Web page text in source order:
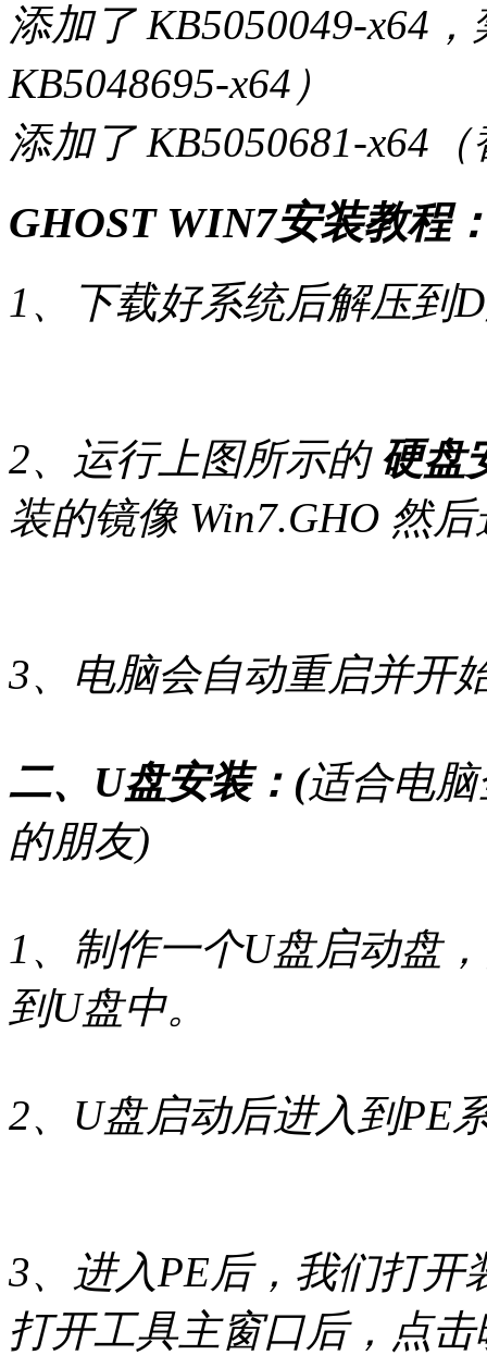
添加了 KB5050049-x64
KB5048695-x64）
添加了 KB5050681-x64
GHOST WIN7安装教程
1、下载好系统后解压到
2、运行上图所示的 硬盘
装的镜像 Win7.GHO 然
3、电脑会自动重启并开
二、U盘安装：(适合电
的朋友)
1、制作一个U盘启动盘
到U盘中。
2、U盘启动后进入到PE
3、进入PE后，我们打开
打开工具主窗口后，点